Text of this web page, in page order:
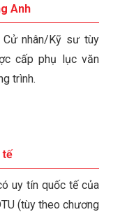
Anh
nhân/Kỹ sư tùy
cấp phụ lục văn
trình.
tế
uy tín quốc tế của
(tùy theo chương